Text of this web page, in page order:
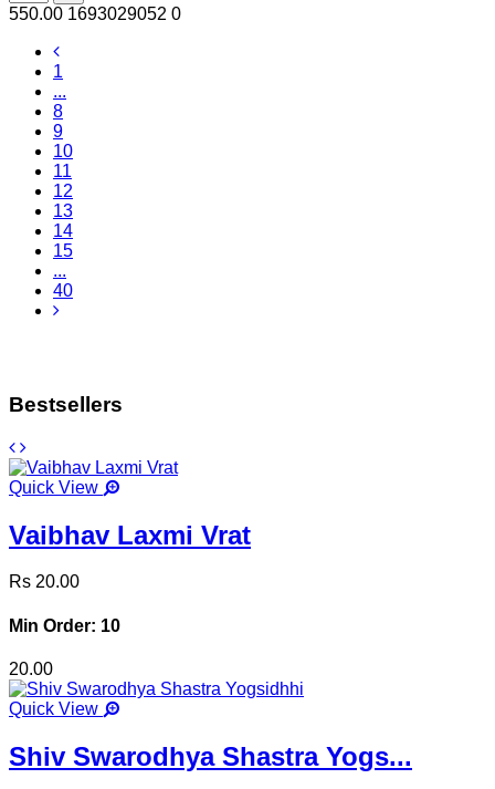
550.00 1693029052 0
1
...
8
9
10
11
12
13
14
15
...
40
Bestsellers
Quick View
Vaibhav Laxmi Vrat
Rs 20.00
Min Order: 10
20.00
Quick View
Shiv Swarodhya Shastra Yogs...